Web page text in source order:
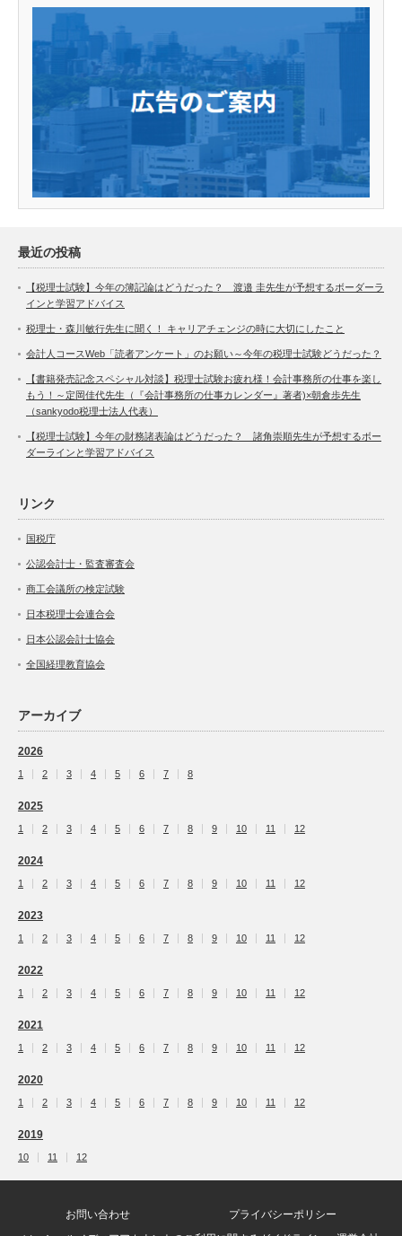
最近の投稿
【税理士試験】今年の簿記論はどうだった？ 渡邉 圭先生が予想するボーダーラ
インと学習アドバイス
税理士・森川敏行先生に聞く！ キャリアチェンジの時に大切にしたこと
会計人コースWeb「読者アンケート」のお願い～今年の税理士試験どうだった？
【書籍発売記念スペシャル対談】税理士試験お疲れ様！会計事務所の仕事を楽し
もう！～定岡佳代先生（『会計事務所の仕事カレンダー』著者)×朝倉歩先生
（sankyodo税理士法人代表）
【税理士試験】今年の財務諸表論はどうだった？ 諸角崇順先生が予想するボー
ダーラインと学習アドバイス
リンク
国税庁
公認会計士・監査審査会
商工会議所の検定試験
日本税理士会連合会
日本公認会計士協会
全国経理教育協会
アーカイブ
2026
1 2 3 4 5 6 7 8
2025
1 2 3 4 5 6 7 8 9 10 11 12
2024
1 2 3 4 5 6 7 8 9 10 11 12
2023
1 2 3 4 5 6 7 8 9 10 11 12
2022
1 2 3 4 5 6 7 8 9 10 11 12
2021
1 2 3 4 5 6 7 8 9 10 11 12
2020
1 2 3 4 5 6 7 8 9 10 11 12
2019
10 11 12
お問い合わせ
プライバシーポリシー